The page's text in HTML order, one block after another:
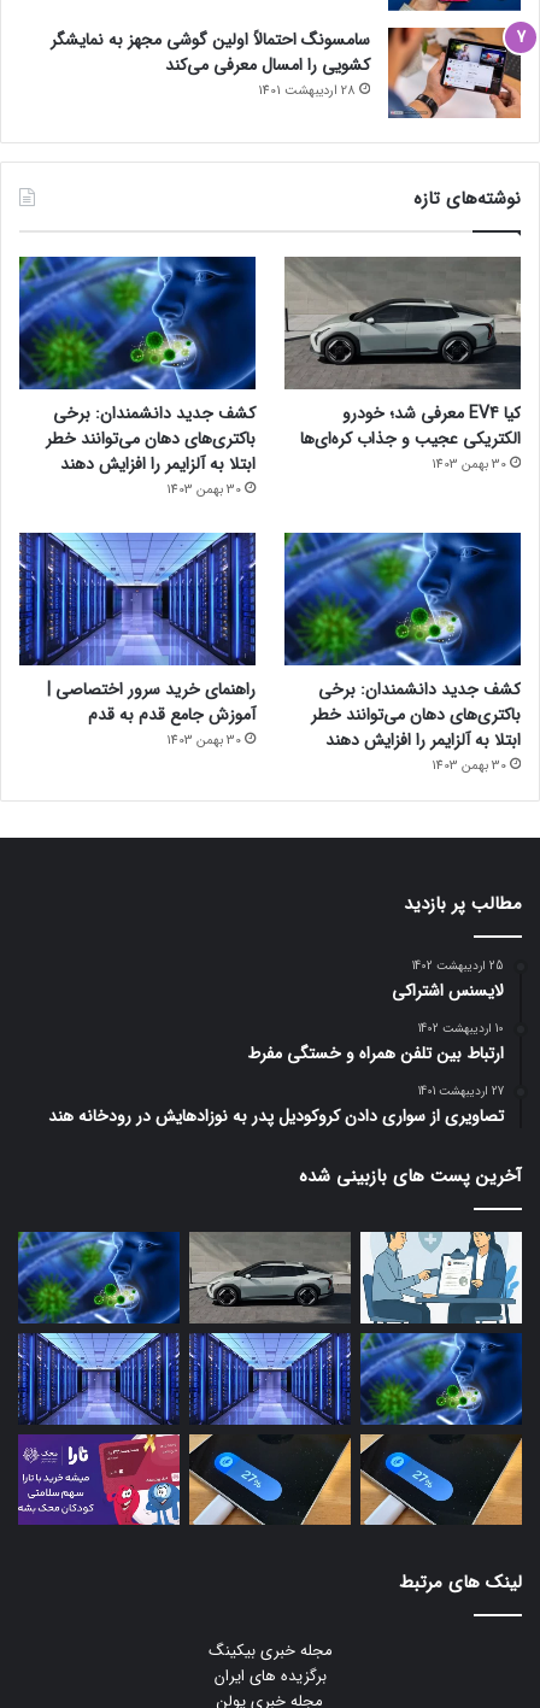
سامسونگ احتمالاً اولین گوشی مجهز به نمایشگر
کشویی را امسال معرفی می‌کند
28 اردیبهشت 1401
نوشته‌های تازه
کیا EV4 معرفی شد؛ خودرو
الکتریکی عجیب و جذاب کره‌ای‌ها
30 بهمن 1403
کشف جدید دانشمندان: برخی
باکتری‌های دهان می‌توانند خطر
ابتلا به آلزایمر را افزایش دهند
30 بهمن 1403
کشف جدید دانشمندان: برخی
باکتری‌های دهان می‌توانند خطر
ابتلا به آلزایمر را افزایش دهند
30 بهمن 1403
راهنمای خرید سرور اختصاصی |
آموزش جامع قدم به قدم
30 بهمن 1403
مطالب پر بازدید
25 اردیبهشت 1402
لایسنس اشتراکی
10 اردیبهشت 1402
ارتباط بین تلفن همراه و خستگی مفرط
27 اردیبهشت 1401
تصاویری از سواری دادن کروکودیل پدر به نوزادهایش در رودخانه هند
آخرین پست های بازبینی شده
لینک های مرتبط
مجله خبری بیکینگ
برگزیده های ایران
مجله خبری یولن